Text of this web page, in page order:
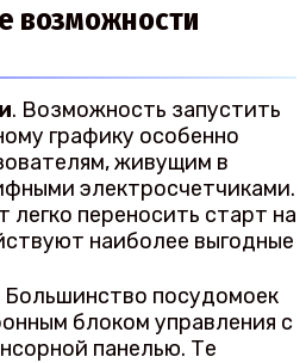
возможности
. Возможность запустить
графику особенно
живущим в
электросчетчиками.
легко переносить старт на
наиболее выгодные
Большинство посудомоек
блоком управления с
панелью. Те